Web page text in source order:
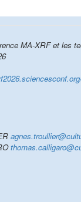
MA-XRF et les